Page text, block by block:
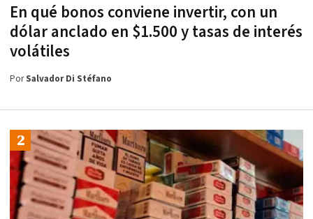
En qué bonos conviene invertir, con un
dólar anclado en $1.500 y tasas de interés
volátiles
PorSalvador Di Stéfano